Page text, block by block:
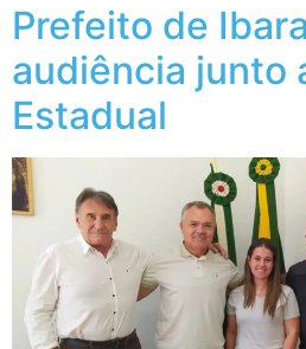
Prefeito de
audiência junto
Estadual